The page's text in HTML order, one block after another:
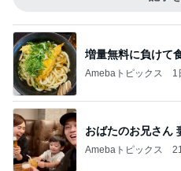
増量無料に負けて
Amebaトピックス 1
おばたのお兄さん
Amebaトピックス